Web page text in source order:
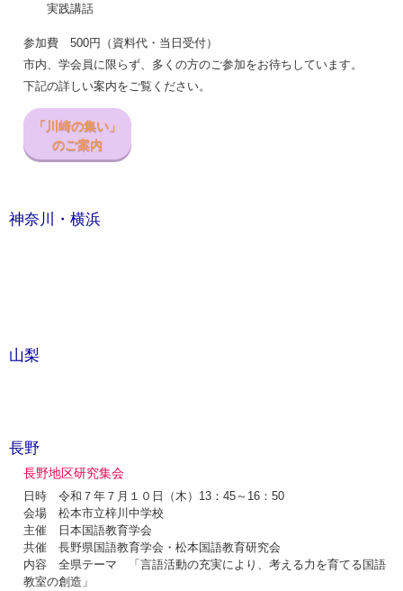
実践講話
参加費 500円（資料代・当日受付）
市内、学会員に限らず、多くの方のご参加をお待ちしています。
下記の詳しい案内をご覧ください。
「川崎の集い」
のご案内
神奈川・横浜
山梨
長野
長野地区研究集会
日時 令和７年７月１０日（木）13：45～16：50
会場 松本市立梓川中学校
主催 日本国語教育学会
共催 長野県国語教育学会・松本国語教育研究会
内容 全県テーマ 「言語活動の充実により、考える力を育てる国語
教室の創造」